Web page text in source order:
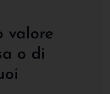
valore
o di